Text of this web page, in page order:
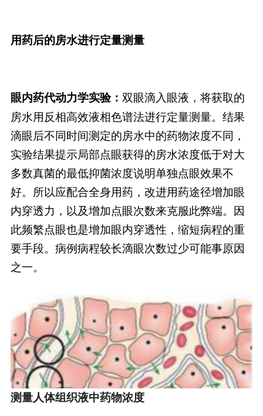
用药后的房水进行定量测量
眼内药代动力学实验： 双眼滴入眼液，将获取的
房水用反相高效液相色谱法进行定量测量。结果
滴眼后不同时间测定的房水中的药物浓度不同，
实验结果提示局部点眼获得的房水浓度低于对大
多数真菌的最低抑菌浓度说明单独点眼效果不
好。所以应配合全身用药，改进用药途径增加眼
内穿透力，以及增加点眼次数来克服此弊端。因
此频繁点眼也是增加眼内穿透性，缩短病程的重
要手段。病例病程较长滴眼次数过少可能事原因
之一。
测量人体组织液中药物浓度